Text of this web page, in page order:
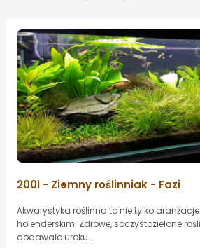
200l - Ziemny roślinniak - Fazi
Akwarystyka roślinna to nie tylko
holenderskim. Zdrowe, soczystozielone
dodawało uroku...